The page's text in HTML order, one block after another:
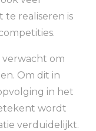
te realiseren is
om
Om dit in
in het
wordt
verduidelijkt.